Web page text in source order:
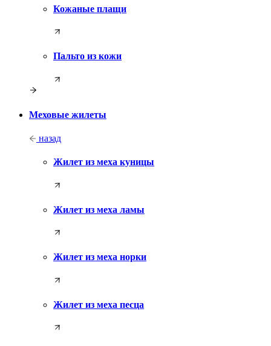
Кожаные плащи
Пальто из кожи
Меховые жилеты
назад
Жилет из меха куницы
Жилет из меха ламы
Жилет из меха норки
Жилет из меха песца